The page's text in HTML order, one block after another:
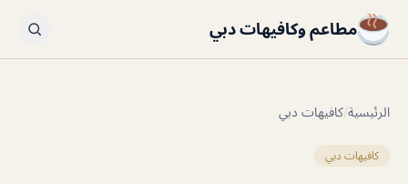
مطاعم وكافيهات دبي
الرئيسية/كافيهات دبي
كافيهات دبي